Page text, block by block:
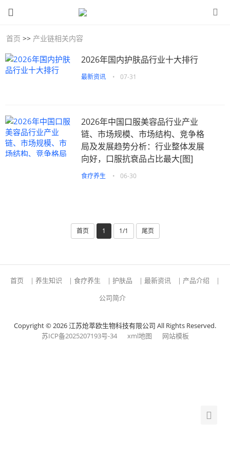
首页 >> 产业链相关内容
2026年国内护肤品行业十大排行
最新资讯 • 07-31
2026年中国口服美容品行业产业
链、市场规模、市场结构、竞争格
局及发展趋势分析：行业整体发展
向好，口服抗衰品占比最大[图]
食疗养生 • 06-30
首页 1 1/1 尾页
首页 | 养生知识 | 食疗养生 | 护肤品 | 最新资讯 | 产品介绍
|
公司简介
Copyright © 2026 江苏炝萃欧生物科技有限公司 All Rights Reserved.
苏ICP备2025207193号-34
xml地图 网站模板